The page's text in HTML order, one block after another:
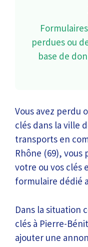
perdues ou
base de
Vous avez perdu
clés dans la ville
transports en
Rhône (69), vous
votre ou vos clés
formulaire dédié
Dans la situation
clés à Pierre-
ajouter une